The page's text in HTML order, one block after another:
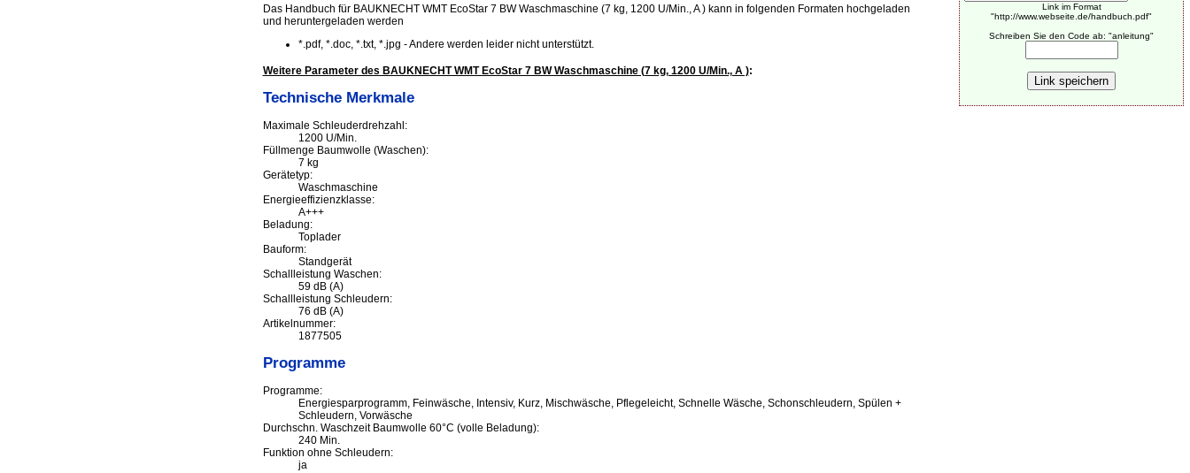
Das Handbuch für BAUKNECHT WMT EcoStar 7 BW Waschmaschine (7 kg, 1200 U/Min., A ) kann in folgenden Formaten hochgeladen
und heruntergeladen werden
*.pdf, *.doc, *.txt, *.jpg - Andere werden leider nicht unterstützt.
Weitere Parameter des BAUKNECHT WMT EcoStar 7 BW Waschmaschine (7 kg, 1200 U/Min., A ):
Technische Merkmale
Maximale Schleuderdrehzahl:
1200 U/Min.
Füllmenge Baumwolle (Waschen):
7 kg
Gerätetyp:
Waschmaschine
Energieeffizienzklasse:
A+++
Beladung:
Toplader
Bauform:
Standgerät
Schallleistung Waschen:
59 dB (A)
Schallleistung Schleudern:
76 dB (A)
Artikelnummer:
1877505
Programme
Programme:
Energiesparprogramm, Feinwäsche, Intensiv, Kurz, Mischwäsche, Pflegeleicht, Schnelle Wäsche, Schonschleudern, Spülen +
Schleudern, Vorwäsche
Durchschn. Waschzeit Baumwolle 60°C (volle Beladung):
240 Min.
Funktion ohne Schleudern:
ja
Link im Format
"http://www.webseite.de/handbuch.pdf"
Schreiben Sie den Code ab: "anleitung"